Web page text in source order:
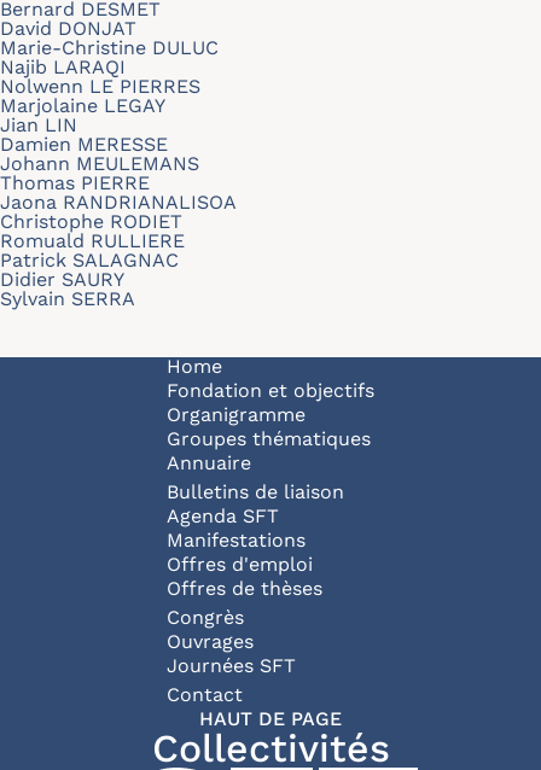
Bernard DESMET
David DONJAT
Marie-Christine DULUC
Najib LARAQI
Nolwenn LE PIERRES
Marjolaine LEGAY
Jian LIN
Damien MERESSE
Johann MEULEMANS
Thomas PIERRE
Jaona RANDRIANALISOA
Christophe RODIET
Romuald RULLIERE
Patrick SALAGNAC
Didier SAURY
Sylvain SERRA
Navigation principale
Home
Fondation et objectifs
Organigramme
Groupes thématiques
Annuaire
Bulletins de liaison
Agenda SFT
Manifestations
Offres d'emploi
Offres de thèses
Congrès
Ouvrages
Journées SFT
Pied de page
Contact
HAUT DE PAGE
Collectivités